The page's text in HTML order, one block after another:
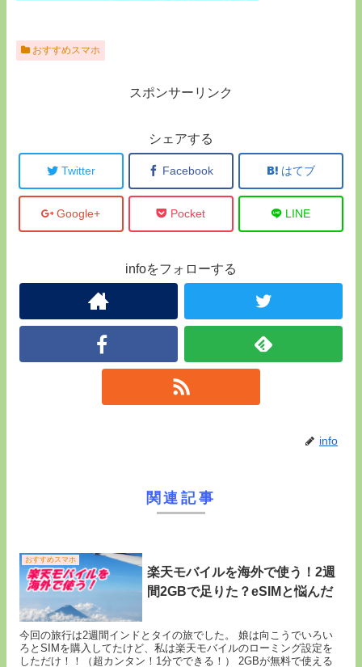
おすすめスマホ
スポンサーリンク
シェアする
Twitter Facebook はてブ
Google+ Pocket LINE
infoをフォローする
info
関連記事
おすすめスマホ
楽天モバイルを海外で使う！2週
間2GBで足りた？eSIMと悩んだ
今回の旅行は2週間インドとタイの旅でした。 娘は向こうでいろい
ろとSIMを購入してたけど、私は楽天モバイルのローミング設定を
しただけ！！（超カンタン！1分でできる！） 2GBが無料で使える